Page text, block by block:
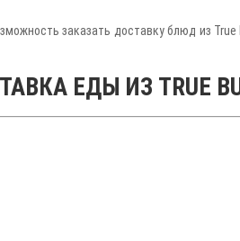
заказать доставку блюд из
ЕДЫ ИЗ TRUE